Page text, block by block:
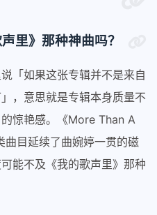
里》那种神曲吗？
「如果这张专辑并不是来自
，意思就是专辑本身质量不
惊艳感。《More Than A
目延续了曲婉婷一贯的磁
能不及《我的歌声里》那种